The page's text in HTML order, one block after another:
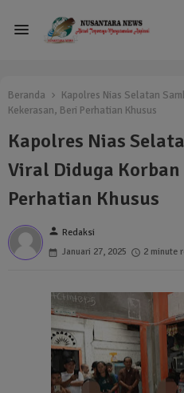
Beranda
Kapolres Nias Selatan
Kekerasan, Beri Perhatian Khusus
Kapolres Nias
Viral Diduga
Perhatian Khusus
person Redaksi
Januari 27, 2025
2 minute